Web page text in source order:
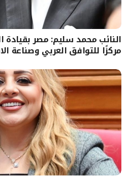
النائب محمد سليم: مصر
مركزًا للتوافق العربي وصناعة